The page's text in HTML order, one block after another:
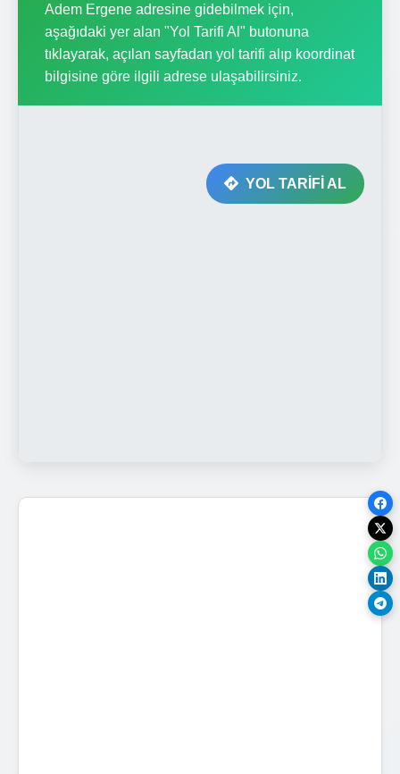
Adem Ergene adresine gidebilmek için,
aşağıdaki yer alan "Yol Tarifi Al" butonuna
tıklayarak, açılan sayfadan yol tarifi alıp koordinat
bilgisine göre ilgili adrese ulaşabilirsiniz.
YOL TARİFİ AL